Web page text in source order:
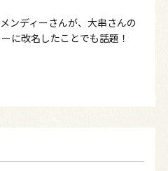
ンディーさんが、大串さんの
に改名したことでも話題！